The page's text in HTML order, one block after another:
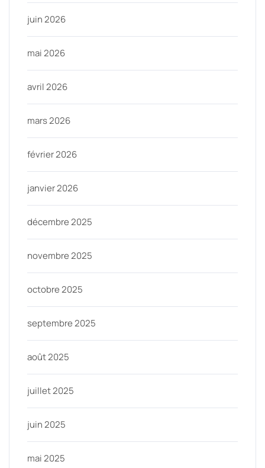
juin 2026
mai 2026
avril 2026
mars 2026
février 2026
janvier 2026
décembre 2025
novembre 2025
octobre 2025
septembre 2025
août 2025
juillet 2025
juin 2025
mai 2025